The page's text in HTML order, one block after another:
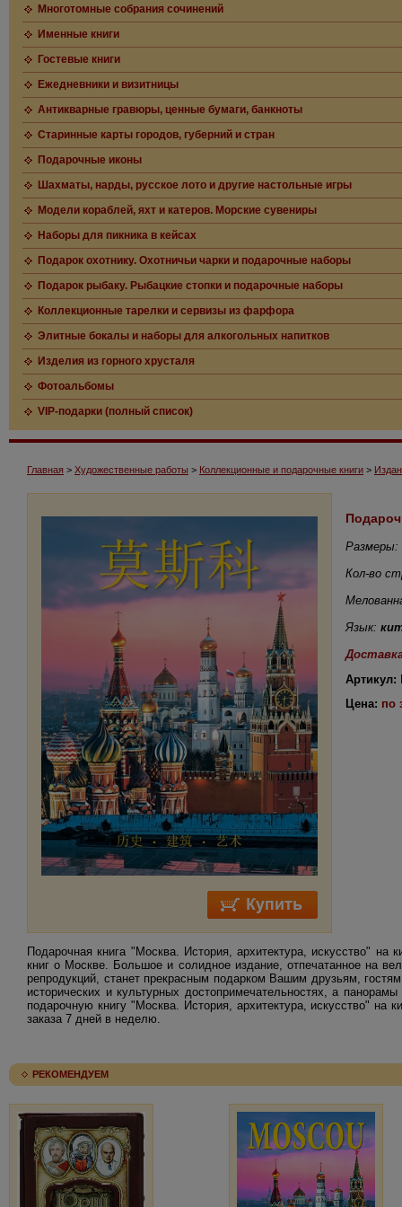
Многотомные собрания сочинений
Именные книги
Гостевые книги
Ежедневники и визитницы
Антикварные гравюры, ценные бумаги, банкноты
Старинные карты городов, губерний и стран
Подарочные иконы
Шахматы, нарды, русское лото и другие настольные игры
Модели кораблей, яхт и катеров. Морские сувениры
Наборы для пикника в кейсах
Подарок охотнику. Охотничьи чарки и подарочные наборы
Подарок рыбаку. Рыбацкие стопки и подарочные наборы
Коллекционные тарелки и сервизы из фарфора
Элитные бокалы и наборы для алкогольных напитков
Изделия из горного хрусталя
Фотоальбомы
VIP-подарки (полный список)
Главная > Художественные работы > Коллекционные и подарочные книги >
Размеры:
Кол-во
Язык:
Артикул:
Цена: по
Подарочная книга "Москва. История, архитектура, искусство"
книг о Москве. Большое и солидное издание, отпечатанное на
репродукций, станет прекрасным подарком Вашим друзьям,
исторических и культурных достопримечательностях, а
подарочную книгу "Москва. История, архитектура, искусство"
заказа 7 дней в неделю.
РЕКОМЕНДУЕМ